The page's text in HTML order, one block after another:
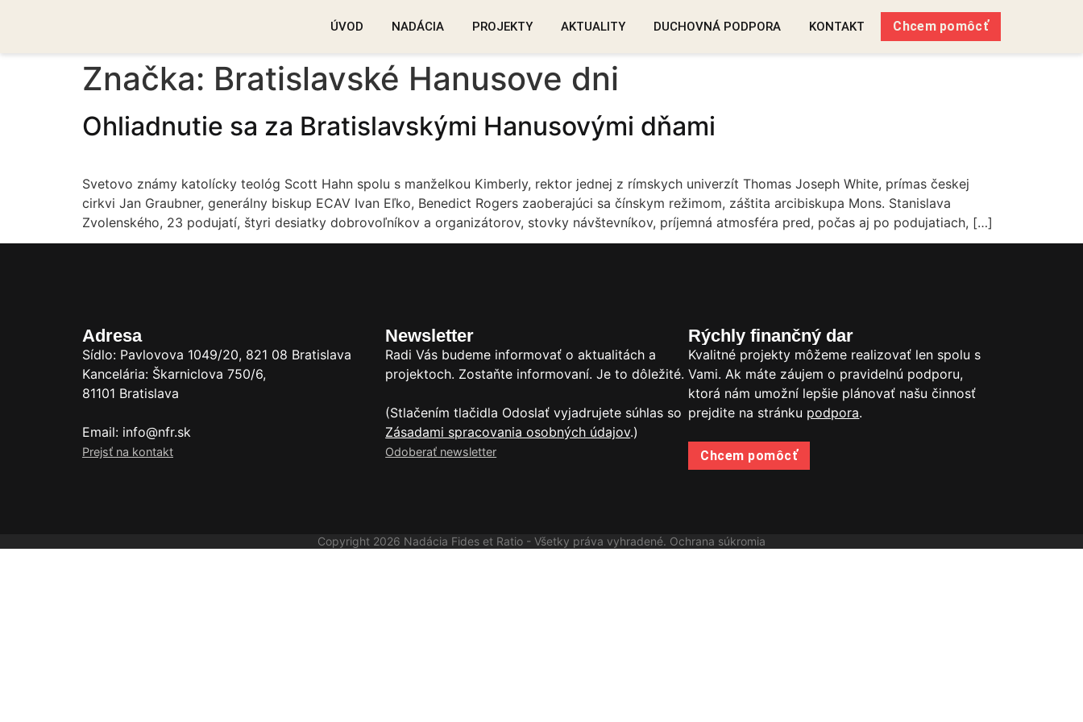
ÚVOD NADÁCIA PROJEKTY AKTUALITY DUCHOVNÁ PODPORA KONTAKT Chcem pomôcť
Značka: Bratislavské Hanusove dni
Ohliadnutie sa za Bratislavskými Hanusovými dňami
Svetovo známy katolícky teológ Scott Hahn spolu s manželkou Kimberly, rektor jednej z rímskych univerzít Thomas Joseph White, prímas českej
cirkvi Jan Graubner, generálny biskup ECAV Ivan Eľko, Benedict Rogers zaoberajúci sa čínskym režimom, záštita arcibiskupa Mons. Stanislava
Zvolenského, 23 podujatí, štyri desiatky dobrovoľníkov a organizátorov, stovky návštevníkov, príjemná atmosféra pred, počas aj po podujatiach, […]
Adresa
Sídlo: Pavlovova 1049/20, 821 08 Bratislava
Kancelária: Škarniclova 750/6,
81101 Bratislava
Email: info@nfr.sk
Prejsť na kontakt
Newsletter
Radi Vás budeme informovať o aktualitách a
projektoch. Zostaňte informovaní. Je to dôležité.
(Stlačením tlačidla Odoslať vyjadrujete súhlas so
Zásadami spracovania osobných údajov.)
Odoberať newsletter
Rýchly finančný dar
Kvalitné projekty môžeme realizovať len spolu s
Vami. Ak máte záujem o pravidelnú podporu,
ktorá nám umožní lepšie plánovať našu činnosť
prejdite na stránku podpora.
Chcem pomôcť
Copyright 2026 Nadácia Fides et Ratio - Všetky práva vyhradené. Ochrana súkromia